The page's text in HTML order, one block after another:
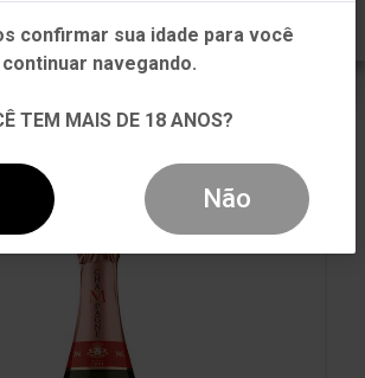
GRANDE ROSÉ BRUT
Outros Estados
confirmar sua idade para você
continuar navegando.
TEM MAIS DE 18 ANOS?
Não